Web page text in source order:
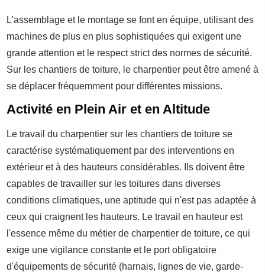
L'assemblage et le montage se font en équipe, utilisant des
machines de plus en plus sophistiquées qui exigent une
grande attention et le respect strict des normes de sécurité.
Sur les chantiers de toiture, le charpentier peut être amené à
se déplacer fréquemment pour différentes missions.
Activité en Plein Air et en Altitude
Le travail du charpentier sur les chantiers de toiture se
caractérise systématiquement par des interventions en
extérieur et à des hauteurs considérables. Ils doivent être
capables de travailler sur les toitures dans diverses
conditions climatiques, une aptitude qui n'est pas adaptée à
ceux qui craignent les hauteurs. Le travail en hauteur est
l'essence même du métier de charpentier de toiture, ce qui
exige une vigilance constante et le port obligatoire
d'équipements de sécurité (harnais, lignes de vie, garde-